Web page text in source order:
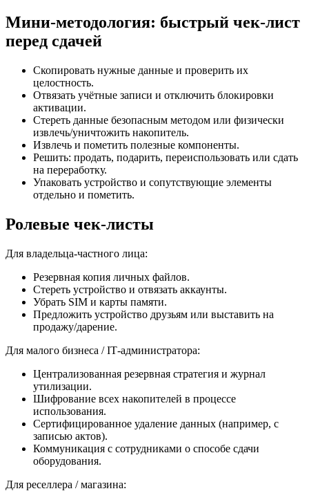
Мини‑методология: быстрый чек‑лист
перед сдачей
Скопировать нужные данные и проверить их
целостность.
Отвязать учётные записи и отключить блокировки
активации.
Стереть данные безопасным методом или физически
извлечь/уничтожить накопитель.
Извлечь и пометить полезные компоненты.
Решить: продать, подарить, переиспользовать или сдать
на переработку.
Упаковать устройство и сопутствующие элементы
отдельно и пометить.
Ролевые чек‑листы
Для владельца‑частного лица:
Резервная копия личных файлов.
Стереть устройство и отвязать аккаунты.
Убрать SIM и карты памяти.
Предложить устройство друзьям или выставить на
продажу/дарение.
Для малого бизнеса / IT‑администратора:
Централизованная резервная стратегия и журнал
утилизации.
Шифрование всех накопителей в процессе
использования.
Сертифицированное удаление данных (например, с
записью актов).
Коммуникация с сотрудниками о способе сдачи
оборудования.
Для реселлера / магазина: